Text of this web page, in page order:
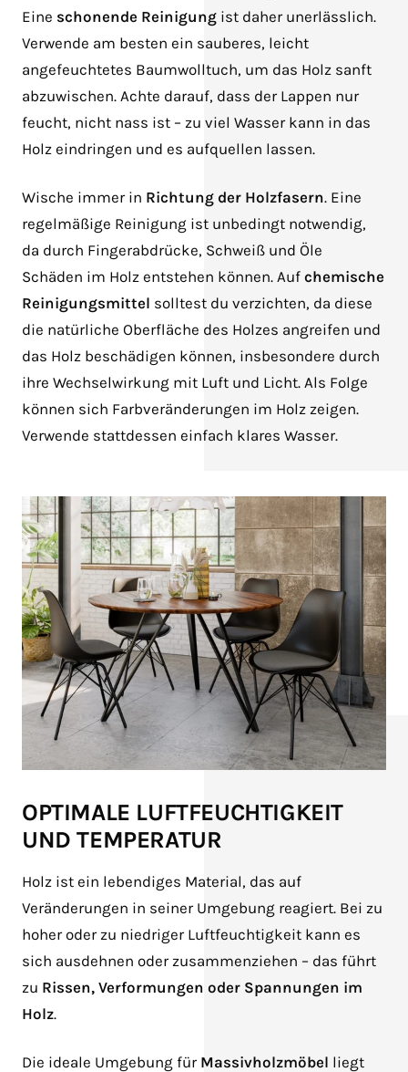
Eine schonende Reinigung ist daher unerlässlich.
Verwende am besten ein sauberes, leicht
angefeuchtetes Baumwolltuch, um das Holz sanft
abzuwischen. Achte darauf, dass der Lappen nur
feucht, nicht nass ist – zu viel Wasser kann in das
Holz eindringen und es aufquellen lassen.
Wische immer in Richtung der Holzfasern. Eine
regelmäßige Reinigung ist unbedingt notwendig,
da durch Fingerabdrücke, Schweiß und Öle
Schäden im Holz entstehen können. Auf chemische
Reinigungsmittel solltest du verzichten, da diese
die natürliche Oberfläche des Holzes angreifen und
das Holz beschädigen können, insbesondere durch
ihre Wechselwirkung mit Luft und Licht. Als Folge
können sich Farbveränderungen im Holz zeigen.
Verwende stattdessen einfach klares Wasser.
OPTIMALE LUFTFEUCHTIGKEIT
UND TEMPERATUR
Holz ist ein lebendiges Material, das auf
Veränderungen in seiner Umgebung reagiert. Bei zu
hoher oder zu niedriger Luftfeuchtigkeit kann es
sich ausdehnen oder zusammenziehen – das führt
zu Rissen, Verformungen oder Spannungen im
Holz.
Die ideale Umgebung für Massivholzmöbel liegt